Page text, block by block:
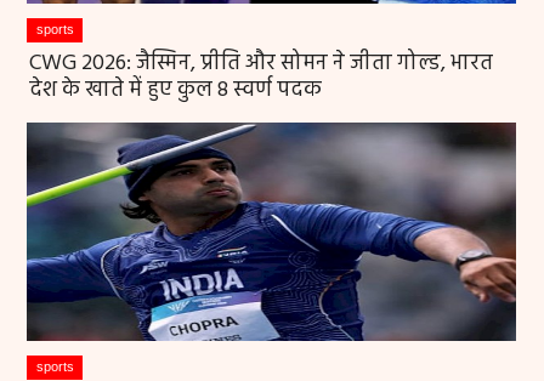
sports
CWG 2026: जैस्मिन, प्रीति और सोमन ने जीता गोल्ड, भारत
देश के खाते में हुए कुल 8 स्वर्ण पदक
sports